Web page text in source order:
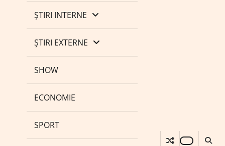
ȘTIRI INTERNE
ȘTIRI EXTERNE
SHOW
ECONOMIE
SPORT